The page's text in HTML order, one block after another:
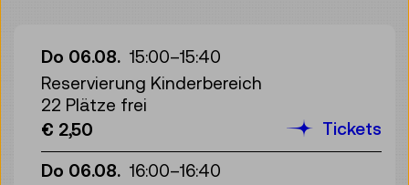
Do 06.08. 15:00–15:40
Reservierung Kinderbereich
22 Plätze frei
€ 2,50
Tickets
Do 06.08. 16:00–16:40